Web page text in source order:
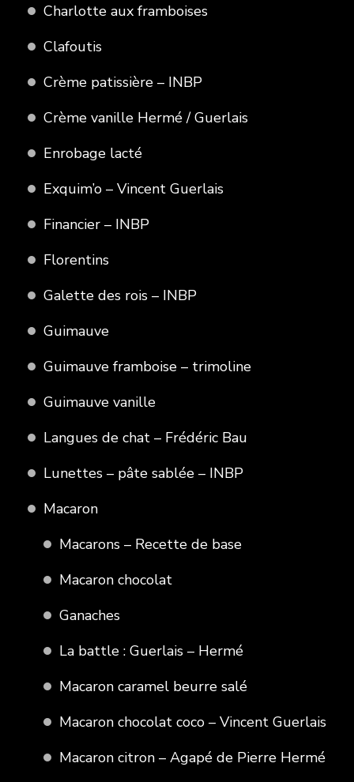
Charlotte aux framboises
Clafoutis
Crème patissière – INBP
Crème vanille Hermé / Guerlais
Enrobage lacté
Exquim’o – Vincent Guerlais
Financier – INBP
Florentins
Galette des rois – INBP
Guimauve
Guimauve framboise – trimoline
Guimauve vanille
Langues de chat – Frédéric Bau
Lunettes – pâte sablée – INBP
Macaron
Macarons – Recette de base
Macaron chocolat
Ganaches
La battle : Guerlais – Hermé
Macaron caramel beurre salé
Macaron chocolat coco – Vincent Guerlais
Macaron citron – Agapé de Pierre Hermé